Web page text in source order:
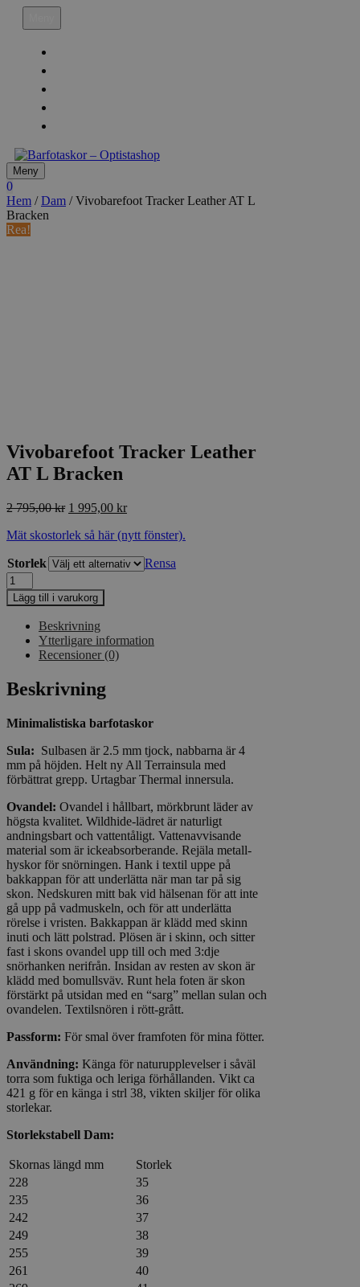
Hoppa
Meny
0
Hem /Dam / Vivobarefoot Tracker Leather AT L
Bracken
Rea!
Vivobarefoot Tracker Leather
AT L Bracken
2 795,00kr Det
priset
2
1 995,00 krDet
priset
1
Mät skostorlek så här (nytt fönster).
Storlek
Rensa
Vivobarefoot
Tracker
Leather
Bracken
mängd
Lägg till i varukorg
Beskrivning
Ytterligare information
Recensioner (0)
Beskrivning
Minimalistiska barfotaskor
Sula: Sulbasen är 2.5 mm tjock, nabbarna är 4
mm på höjden. Helt ny All Terrainsula med
förbättrat grepp. Urtagbar Thermal innersula.
Ovandel: Ovandel i hållbart, mörkbrunt läder av
högsta kvalitet. Wildhide-lädret är naturligt
andningsbart och vattentåligt. Vattenavvisande
material som är ickeabsorberande. Rejäla metall-
hyskor för snörningen. Hank i textil uppe på
bakkappan för att underlätta när man tar på sig
skon. Nedskuren mitt bak vid hälsenan för att inte
gå upp på vadmuskeln, och för att underlätta
rörelse i vristen. Bakkappan är klädd med skinn
inuti och lätt polstrad. Plösen är i skinn, och sitter
fast i skons ovandel upp till och med 3:dje
snörhanken nerifrån. Insidan av resten av skon är
klädd med bomullsväv. Runt hela foten är skon
förstärkt på utsidan med en “sarg” mellan sulan och
ovandelen. Textilsnören i rött-grått.
Passform: För smal över framfoten för mina fötter.
Användning: Känga för naturupplevelser i såväl
torra som fuktiga och leriga förhållanden. Vikt ca
421 g för en känga i strl 38, vikten skiljer för olika
storlekar.
Storlekstabell Dam:
Skornas längd mm
Storlek
228
35
235
36
242
37
249
38
255
39
261
40